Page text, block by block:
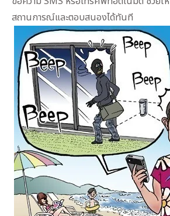
สถานการณ์และตอบสนองได้ทันที